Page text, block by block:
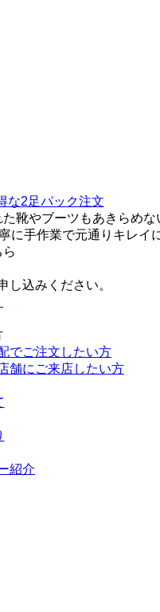
靴やブーツもあきらめな
に手作業で元通りキレイ
し込みください。
紹介